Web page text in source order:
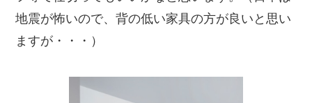
地震が怖いので、背の低い家具の方が良いと思い
ますが・・・）